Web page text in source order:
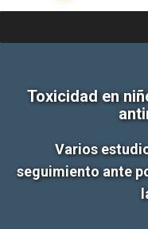
Toxicidad en
Varios
seguimiento ante